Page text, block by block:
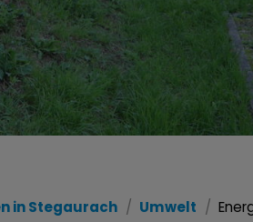
in Stegaurach Umwelt